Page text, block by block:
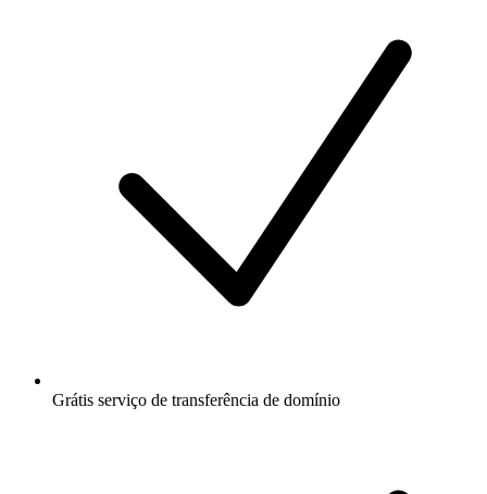
Grátis serviço de transferência de domínio